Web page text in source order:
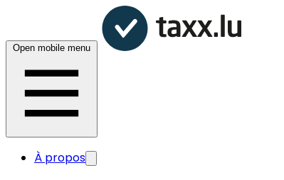
Open mobile menu
À propos